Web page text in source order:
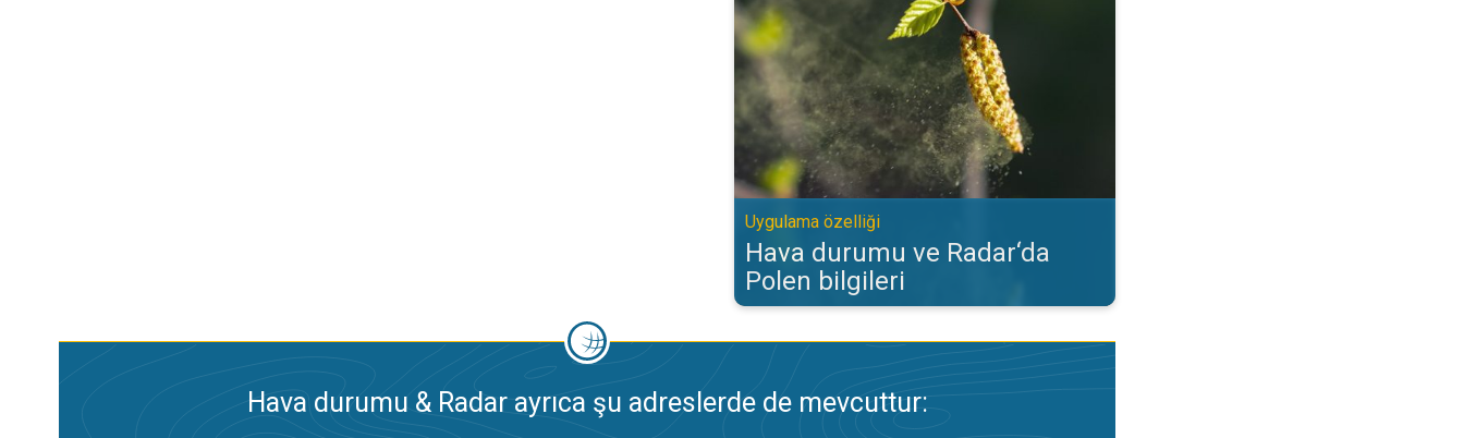
Uygulama özelliği
Hava durumu ve Radar‘da
Polen bilgileri
Hava durumu & Radar ayrıca şu adreslerde de mevcuttur: